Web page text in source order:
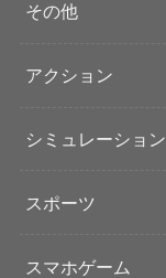
その他
アクション
シミュレーション
スポーツ
スマホゲーム